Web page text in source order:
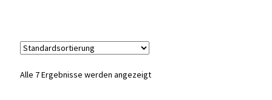
Alle 7 Ergebnisse werden angezeigt